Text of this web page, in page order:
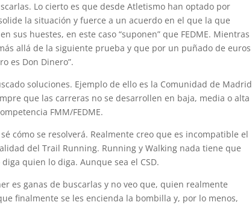
Lo cierto es que desde Atletismo han optado por
la situación y fuerce a un acuerdo en el que la que
sus huestes, en este caso “suponen” que FEDME. Mientras
allá de la siguiente prueba y que por un puñado de euros
es Don Dinero”.
soluciones. Ejemplo de ello es la Comunidad de Madrid
que las carreras no se desarrollen en baja, media o alta
FMM/FEDME.
cómo se resolverá. Realmente creo que es incompatible el
del Trail Running. Running y Walking nada tiene que
quien lo diga. Aunque sea el CSD.
es ganas de buscarlas y no veo que, quien realmente
finalmente se les encienda la bombilla y, por lo menos,